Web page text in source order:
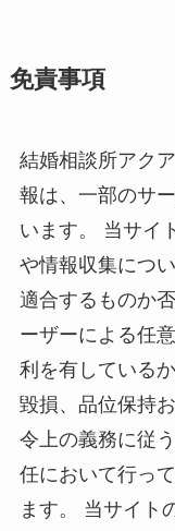
免責事項
結婚相談所アク
報は、一部のサ
います。 当サイ
や情報収集につ
適合するものか
ーザーによる任
利を有している
毀損、品位保持
令上の義務に従
任において行っ
ます。 当サイト